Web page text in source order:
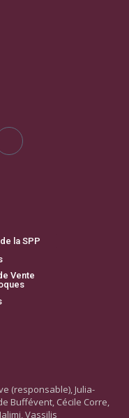
la SPP
Vente
(responsable), Julia-
Buffévent, Cécile Corre,
Vassilis